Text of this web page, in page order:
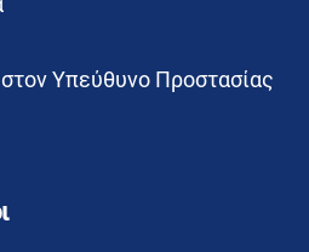
Υπεύθυνο Προστασίας